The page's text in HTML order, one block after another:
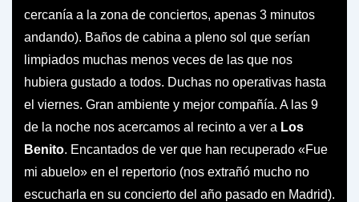
cercanía a la zona de conciertos, apenas 3 minutos
andando). Baños de cabina a pleno sol que serían
limpiados muchas menos veces de las que nos
hubiera gustado a todos. Duchas no operativas hasta
el viernes. Gran ambiente y mejor compañía. A las 9
de la noche nos acercamos al recinto a ver a Los
Benito. Encantados de ver que han recuperado «Fue
mi abuelo» en el repertorio (nos extrañó mucho no
escucharla en su concierto del año pasado en Madrid).